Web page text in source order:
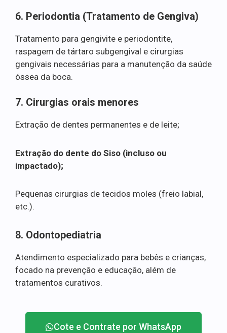
6. Periodontia (Tratamento de Gengiva)
Tratamento para gengivite e periodontite,
raspagem de tártaro subgengival e cirurgias
gengivais necessárias para a manutenção da saúde
óssea da boca.
7. Cirurgias orais menores
Extração de dentes permanentes e de leite;
Extração do dente do Siso (incluso ou
impactado);
Pequenas cirurgias de tecidos moles (freio labial,
etc.).
8. Odontopediatria
Atendimento especializado para bebês e crianças,
focado na prevenção e educação, além de
tratamentos curativos.
Cote e Contrate por WhatsApp